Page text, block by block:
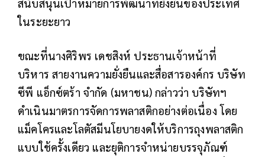
สนับสนุนเป้าหมายการพัฒนาที่ยั่งยืนของประเทศ
ในระยะยาว
ขณะที่นางศิริพร เดชสิงห์ ประธานเจ้าหน้าที่
บริหาร สายงานความยั่งยืนและสื่อสารองค์กร บริษัท
ซีพี แอ็กซ์ตร้า จำกัด (มหาชน) กล่าวว่า บริษัทฯ
ดำเนินมาตรการจัดการพลาสติกอย่างต่อเนื่อง โดย
แม็คโครและโลตัสมีนโยบายงดให้บริการถุงพลาสติก
แบบใช้ครั้งเดียว และยุติการจำหน่ายบรรจุภัณฑ์